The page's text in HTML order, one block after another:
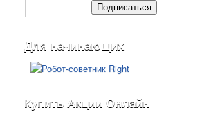
Для начинающих
Купить Акции Онлайн